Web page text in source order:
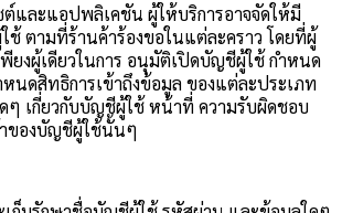
ต์และแอปพลิเคชัน ผู้ให้บริการอาจจัดให้มี
ตามที่ร้านค้าร้องขอในแต่ละคราว โดยที่ผู้
ยงผู้เดียวในการ อนุมัติเปิดบัญชีผู้ใช้ กำหนด
นดสิทธิการเข้าถึงข้อมูล ของแต่ละประเภท
ๆ เกี่ยวกับบัญชีผู้ใช้ หน้าที่ ความรับผิดชอบ
ของบัญชีผู้ใช้นั้นๆ